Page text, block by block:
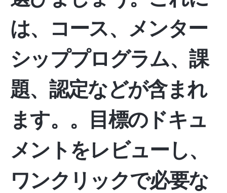
は、コース、メンター
シッププログラム、課
題、認定などが含まれ
ます。 。目標のドキュ
メントをレビューし、
ワンクリックで必要な